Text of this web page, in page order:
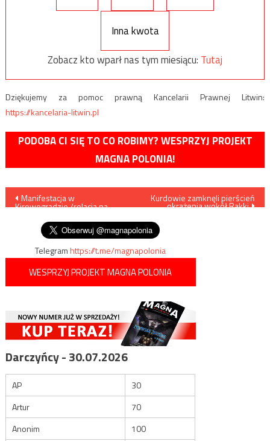
Inna kwota
Zobacz kto wparł nas tym miesiącu: Tutaj
Dziękujemy za pomoc prawną Kancelarii Prawnej Litwin:
https://kancelaria-litwin.pl
PODOBA CI SIĘ TO CO ROBIMY? WESPRZYJ PROJEKT
MAGNA POLONIA!
Nawigacja
wpisu
Manifestacja w
Kirowogradzie /relacja na
Kurdowie zamknęli pierścień
okrążenia wokół Rakki
Telegramhttps://t.me/magnapolonia
WESPRZYJ PROJEKT MAGNA POLONIA
Darczyńcy - 30.07.2026
AP
30
Artur
70
Anonim
100